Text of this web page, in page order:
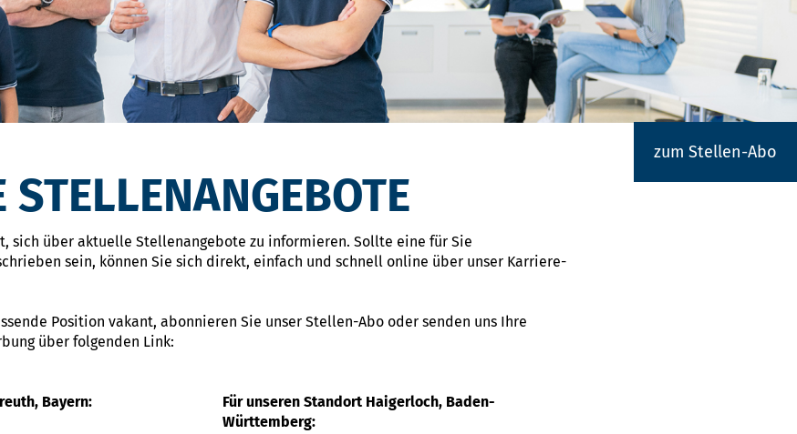
sich über aktuelle Stellenangebote zu informieren. Sollte eine für Sie
sein, können Sie sich direkt, einfach und schnell online über unser Karriere-
Position vakant, abonnieren Sie unser Stellen-Abo oder senden uns Ihre
über folgenden Link:
Bayern:
Für unseren Standort Haigerloch, Baden-
Württemberg:
zum Stellen-Abo